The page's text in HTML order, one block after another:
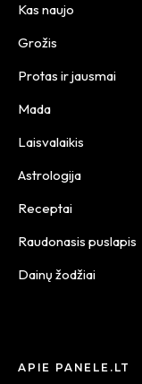
Kas naujo
Grožis
Protas ir jausmai
Mada
Laisvalaikis
Astrologija
Receptai
Raudonasis puslapis
Dainų žodžiai
APIE PANELE.LT